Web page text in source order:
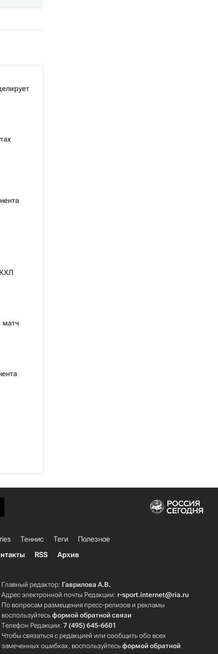
Теннис Теги
Полезное
RSS Архив
Главный редактор: Гаврилова А.В.
Адрес электронной почты Редакции: r-sport.internet@ria.ru
По вопросам размещения пресс-релизов и рекламы
воспользуйтесьформой обратной связи
Телефон Редакции:7 (495) 645-6601
Чтобы связаться с редакцией или сообщить обо всех
замеченных ошибках, воспользуйтесьформой обратной